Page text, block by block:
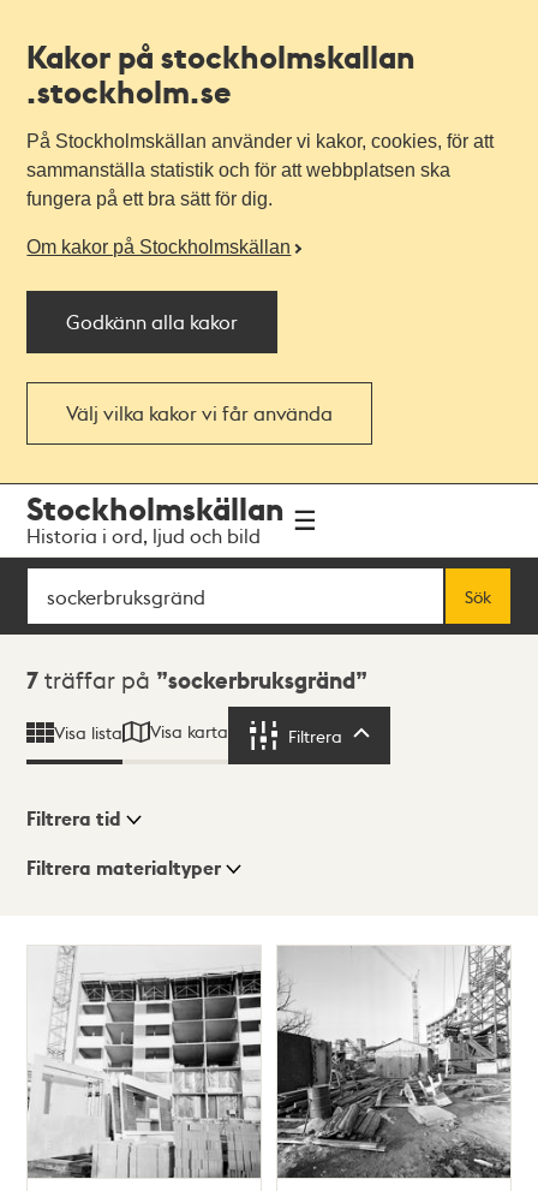
Kakor på stockholmskallan
.stockholm.se
På Stockholmskällan använder vi kakor, cookies, för att
sammanställa statistik och för att webbplatsen ska
fungera på ett bra sätt för dig.
Om kakor på Stockholmskällan
Godkänn alla kakor
Välj vilka kakor vi får använda
navigationen
huvudinnehållet
Stockholmskällan
Historia i ord, ljud och bild
Sök
Sök
Sökresultat
7 träffar på sockerbruksgränd
Visa lista Visa karta Filtrera
Visningsläge
Lista
Karta
Filtrera tid
Filtrera materialtyper
träffar